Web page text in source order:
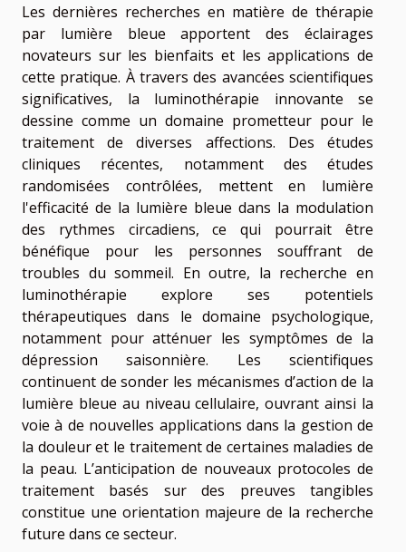
Les dernières recherches en matière de thérapie
par lumière bleue apportent des éclairages
novateurs sur les bienfaits et les applications de
cette pratique. À travers des avancées scientifiques
significatives, la luminothérapie innovante se
dessine comme un domaine prometteur pour le
traitement de diverses affections. Des études
cliniques récentes, notamment des études
randomisées contrôlées, mettent en lumière
l'efficacité de la lumière bleue dans la modulation
des rythmes circadiens, ce qui pourrait être
bénéfique pour les personnes souffrant de
troubles du sommeil. En outre, la recherche en
luminothérapie explore ses potentiels
thérapeutiques dans le domaine psychologique,
notamment pour atténuer les symptômes de la
dépression saisonnière. Les scientifiques
continuent de sonder les mécanismes d’action de la
lumière bleue au niveau cellulaire, ouvrant ainsi la
voie à de nouvelles applications dans la gestion de
la douleur et le traitement de certaines maladies de
la peau. L’anticipation de nouveaux protocoles de
traitement basés sur des preuves tangibles
constitue une orientation majeure de la recherche
future dans ce secteur.